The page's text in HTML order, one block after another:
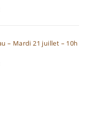
– Mardi 21 juillet – 10h